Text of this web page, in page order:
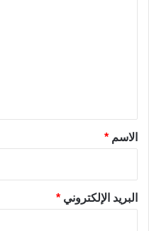
*الاسم *
البريد الإلكتروني *